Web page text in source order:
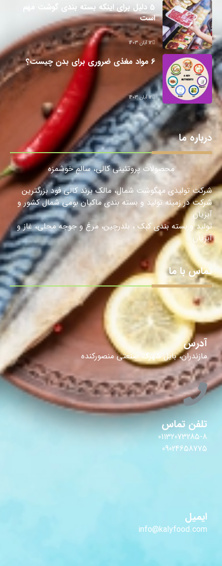
5 دلیل برای اینکه بسته بندی گوشت مهم
است
12 آبان 1403
6 مواد مغذی ضروری برای بدن چیست؟
12 آبان 1403
درباره ما
محصولات پروتئینی کالی، سالمِ خوشمزه
شرکت تولیدی مهگوشت شمال، مالک برند کالی فود بزرگترین
شرکت در زمینه تولید و بسته بندی ماکیان بومی شمال کشور و
آبزیان
تولید و بسته بندی کبک ، بلدرچین، مرغ و جوجه محلی، غاز و
آبزیان.
تماس با ما
آدرس
مازندران، بابل شهرک صنعتی منصورکنده
تلفن تماس
01132073285-8
09024658775
ایمیل
info@kalyfood.com